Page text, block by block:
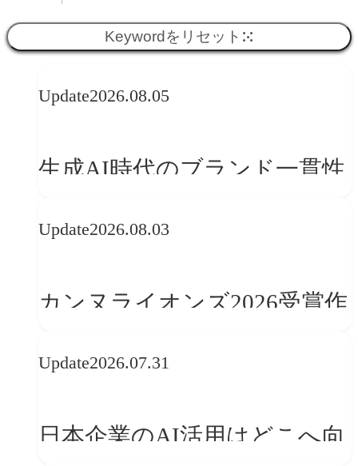
Keywordをリセット
Update2026.08.05
生成AI時代のブランド一貫性
学ぶ「動的ブランディング」
Update2026.08.03
カンヌライオンズ2026受賞作
──「優れたブランド体験」
か
Update2026.07.31
日本企業のAI活用はどこへ向